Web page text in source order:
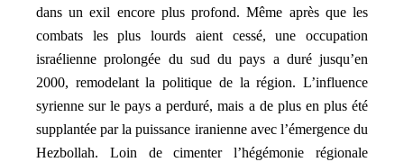
dans un exil encore plus profond. Même après que les
combats les plus lourds aient cessé, une occupation
israélienne prolongée du sud du pays a duré jusqu’en
2000, remodelant la politique de la région. L’influence
syrienne sur le pays a perduré, mais a de plus en plus été
supplantée par la puissance iranienne avec l’émergence du
Hezbollah. Loin de cimenter l’hégémonie régionale